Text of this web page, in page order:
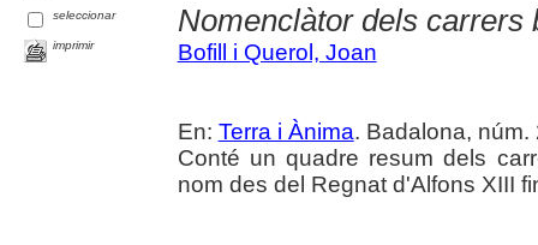
seleccionar
imprimir
Nomenclàtor dels carrers
Bofill i Querol, Joan
En: Terra i Ànima. Badalona,
Conté un quadre resum dels
nom des del Regnat d'Alfons XIII